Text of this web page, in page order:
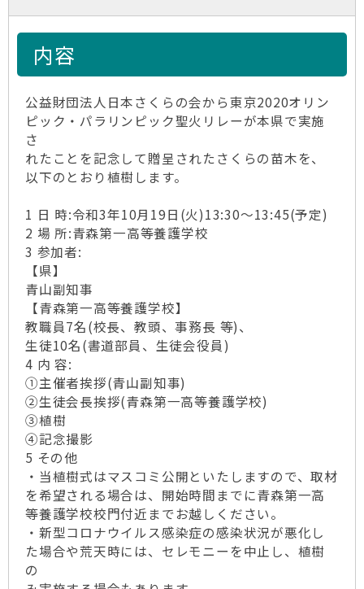
内容
公益財団法人日本さくらの会から東京2020オリン
ピック・パラリンピック聖火リレーが本県で実施
さ
れたことを記念して贈呈されたさくらの苗木を、
以下のとおり植樹します。
1 日 時:令和3年10月19日(火)13:30～13:45(予定)
2 場 所:青森第一高等養護学校
3 参加者:
【県】
青山副知事
【青森第一高等養護学校】
教職員7名(校長、教頭、事務長 等)、
生徒10名(書道部員、生徒会役員)
4 内 容:
①主催者挨拶(青山副知事)
②生徒会長挨拶(青森第一高等養護学校)
③植樹
④記念撮影
5 その他
・当植樹式はマスコミ公開といたしますので、取材
を希望される場合は、開始時間までに青森第一高
等養護学校校門付近までお越しください。
・新型コロナウイルス感染症の感染状況が悪化し
た場合や荒天時には、セレモニーを中止し、植樹
の